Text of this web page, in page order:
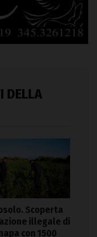
DELLA
Scoperta
illegale di
con 1500